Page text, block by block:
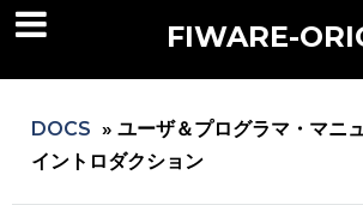
FIWARE-
DOCS » ユーザ＆プログラマ・マニ
イントロダクション